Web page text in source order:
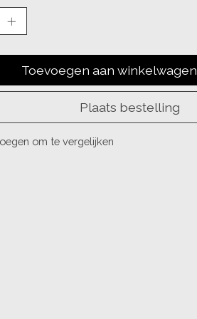
Toevoegen aan winkelwagen
Plaats bestelling
om te vergelijken